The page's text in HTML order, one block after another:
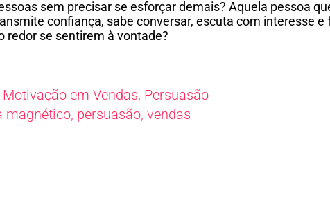
sem precisar se esforçar demais? Aquela pessoa
confiança, sabe conversar, escuta com interesse e
redor se sentirem à vontade?
Motivação em Vendas, Persuasão
magnético, persuasão,vendas